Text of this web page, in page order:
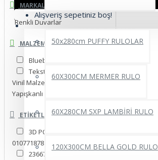
Alışveriş sepetiniz boş!
YAPIŞKANLI RULO ÜRÜNLER
50x280cm PUFFY RULOLAR
60X300CM MERMER RULO
60X280CM SXP LAMBİRİ RULO
120X300CM BELLA GOLD RULO
MARKALAR
Renkli Duvarlar
MALZEME SEÇINIZ.
Blueback İnce Kağıt
Tekstil Tek Parça
Vinil Malzeme
Yapışkanlı Folyo
ETIKETLER
3D POSTER
010771878
15598170
23667722